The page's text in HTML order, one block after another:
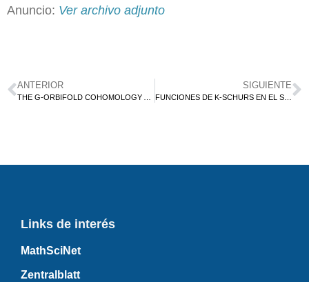
Anuncio: Ver archivo adjunto
ANTERIOR SIGUIENTE
FUNCIONES DE K-SCHURS EN EL SUPERESPACIO
Links de interés
MathSciNet
Zentralblatt